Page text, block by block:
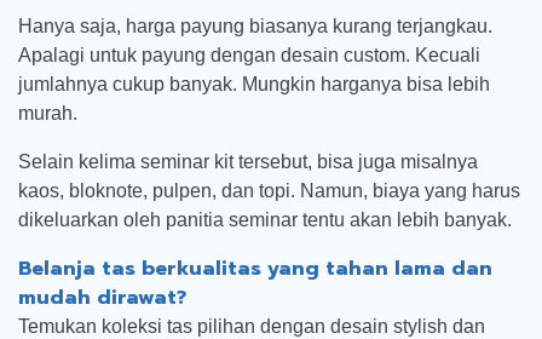
Hanya saja, harga payung biasanya kurang terjangkau.
Apalagi untuk payung dengan desain custom. Kecuali
jumlahnya cukup banyak. Mungkin harganya bisa lebih
murah.
Selain kelima seminar kit tersebut, bisa juga misalnya
kaos, bloknote, pulpen, dan topi. Namun, biaya yang harus
dikeluarkan oleh panitia seminar tentu akan lebih banyak.
Belanja tas berkualitas yang tahan lama dan
mudah dirawat?
Temukan koleksi tas pilihan dengan desain stylish dan